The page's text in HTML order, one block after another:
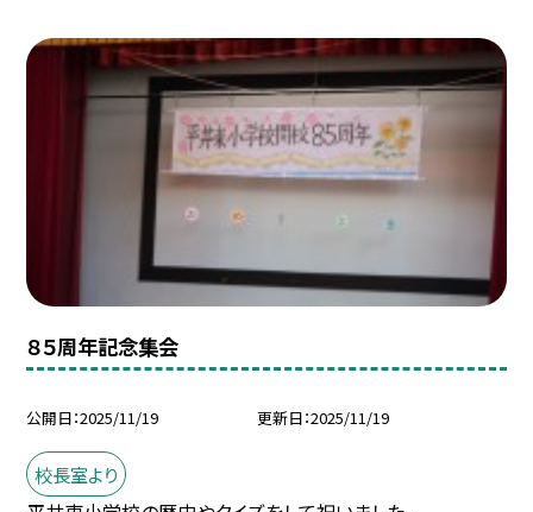
８５周年記念集会
公開日 2025/11/19 更新日 2025/11/19
校長室より